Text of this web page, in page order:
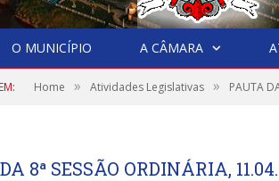
O MUNICÍPIO A CÂMARA
Home » Atividades Legislativas » PAUTA
8ª SESSÃO ORDINÁRIA,